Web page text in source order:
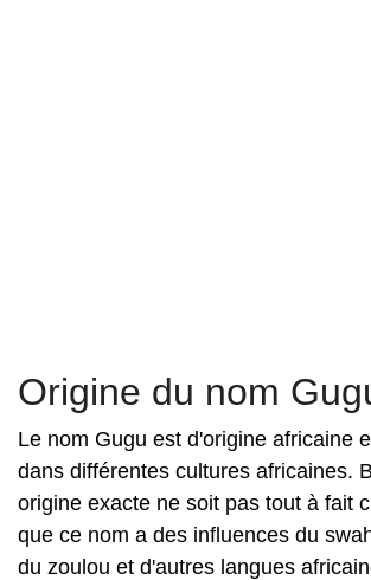
Origine du nom
Le nom Gugu est d'origine africaine
dans différentes cultures africaines.
origine exacte ne soit pas tout à fait
que ce nom a des influences du
du zoulou et d'autres langues